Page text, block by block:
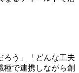
ろう」「どんな工夫
種で連携しながら創